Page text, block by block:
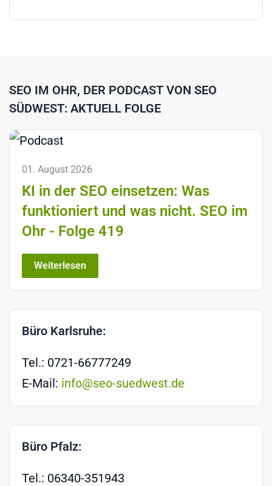
SEO IM OHR, DER PODCAST VON SEO
SÜDWEST: AKTUELL FOLGE
01. August 2026
KI in der SEO einsetzen: Was
funktioniert und was nicht. SEO im
Ohr - Folge 419
Weiterlesen
Büro Karlsruhe:
Tel.: 0721-66777249
E-Mail: info@seo-suedwest.de
Büro Pfalz:
Tel.: 06340-351943